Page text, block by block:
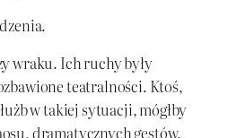
wraku. Ich ruchy były
teatralności. Ktoś,
w takiej sytuacji, mógłby
dramatycznych gestów.